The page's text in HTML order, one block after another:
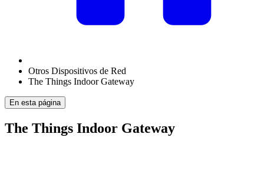
Otros Dispositivos de Red
The Things Indoor Gateway
En esta página
The Things Indoor Gateway